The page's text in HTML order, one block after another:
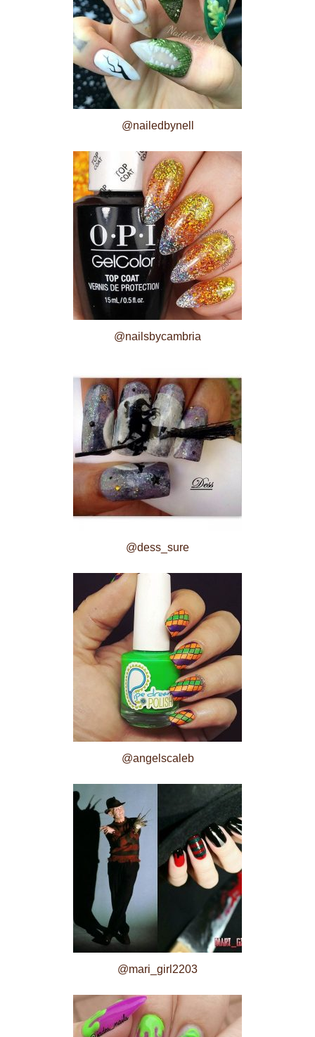
@nailedbynell
@nailsbycambria
@dess_sure
@angelscaleb
@mari_girl2203